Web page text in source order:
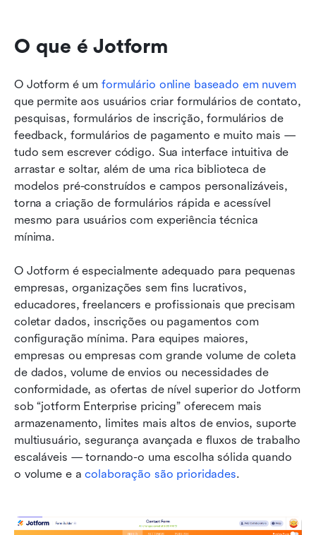
O que é Jotform
O Jotform é um formulário online baseado em nuvem
que permite aos usuários criar formulários de contato,
pesquisas, formulários de inscrição, formulários de
feedback, formulários de pagamento e muito mais —
tudo sem escrever código. Sua interface intuitiva de
arrastar e soltar, além de uma rica biblioteca de
modelos pré-construídos e campos personalizáveis,
torna a criação de formulários rápida e acessível
mesmo para usuários com experiência técnica
mínima.
O Jotform é especialmente adequado para pequenas
empresas, organizações sem fins lucrativos,
educadores, freelancers e profissionais que precisam
coletar dados, inscrições ou pagamentos com
configuração mínima. Para equipes maiores,
empresas ou empresas com grande volume de coleta
de dados, volume de envios ou necessidades de
conformidade, as ofertas de nível superior do Jotform
sob “jotform Enterprise pricing” oferecem mais
armazenamento, limites mais altos de envios, suporte
multiusuário, segurança avançada e fluxos de trabalho
escaláveis — tornando-o uma escolha sólida quando
o volume e a colaboração são prioridades.